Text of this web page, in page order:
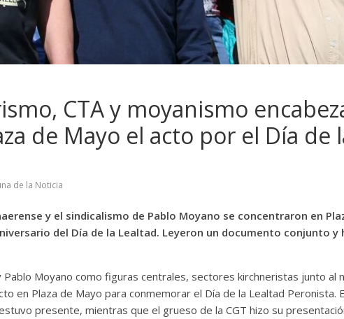
CTA y moyanismo
de Mayo el acto por el Día de
de la Noticia
y el sindicalismo de Pablo Moyano se concentraron en
del Día de la Lealtad. Leyeron un documento conjunto
Pablo Moyano como figuras centrales, sectores kirchneristas junto al
en Plaza de Mayo para conmemorar el Día de la Lealtad Peronista.
presente, mientras que el grueso de la CGT hizo su